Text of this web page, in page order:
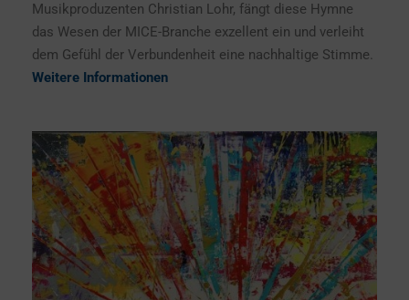
Musikproduzenten Christian Lohr, fängt diese Hymne
das Wesen der MICE-Branche exzellent ein und verleiht
dem Gefühl der Verbundenheit eine nachhaltige Stimme.
Weitere Informationen